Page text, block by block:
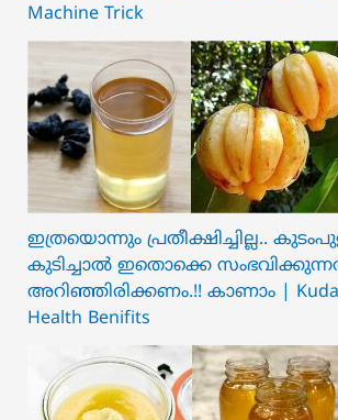
Machine Trick
ഇത്രയൊന്നും പ്രതീക്ഷിച്ചില്ല..
കുടിച്ചാൽ ഇതൊക്കെ
അറിഞ്ഞിരിക്കണം.!! കാണാം |
Health Benifits